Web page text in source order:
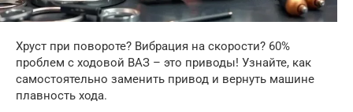
Хруст при повороте? Вибрация на скорости? 60%
проблем с ходовой ВАЗ – это приводы! Узнайте, как
самостоятельно заменить привод и вернуть машине
плавность хода.